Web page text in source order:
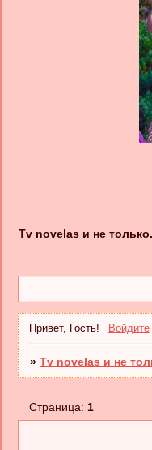
Tv novelas и не
Привет, Гость! Войдите
»Tv novelas и не
Страница:1